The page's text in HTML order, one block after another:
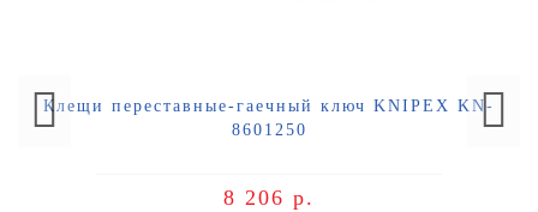
Клещи переставные-гаечный ключ KNIPEX KN-
8601250
8 206 р.